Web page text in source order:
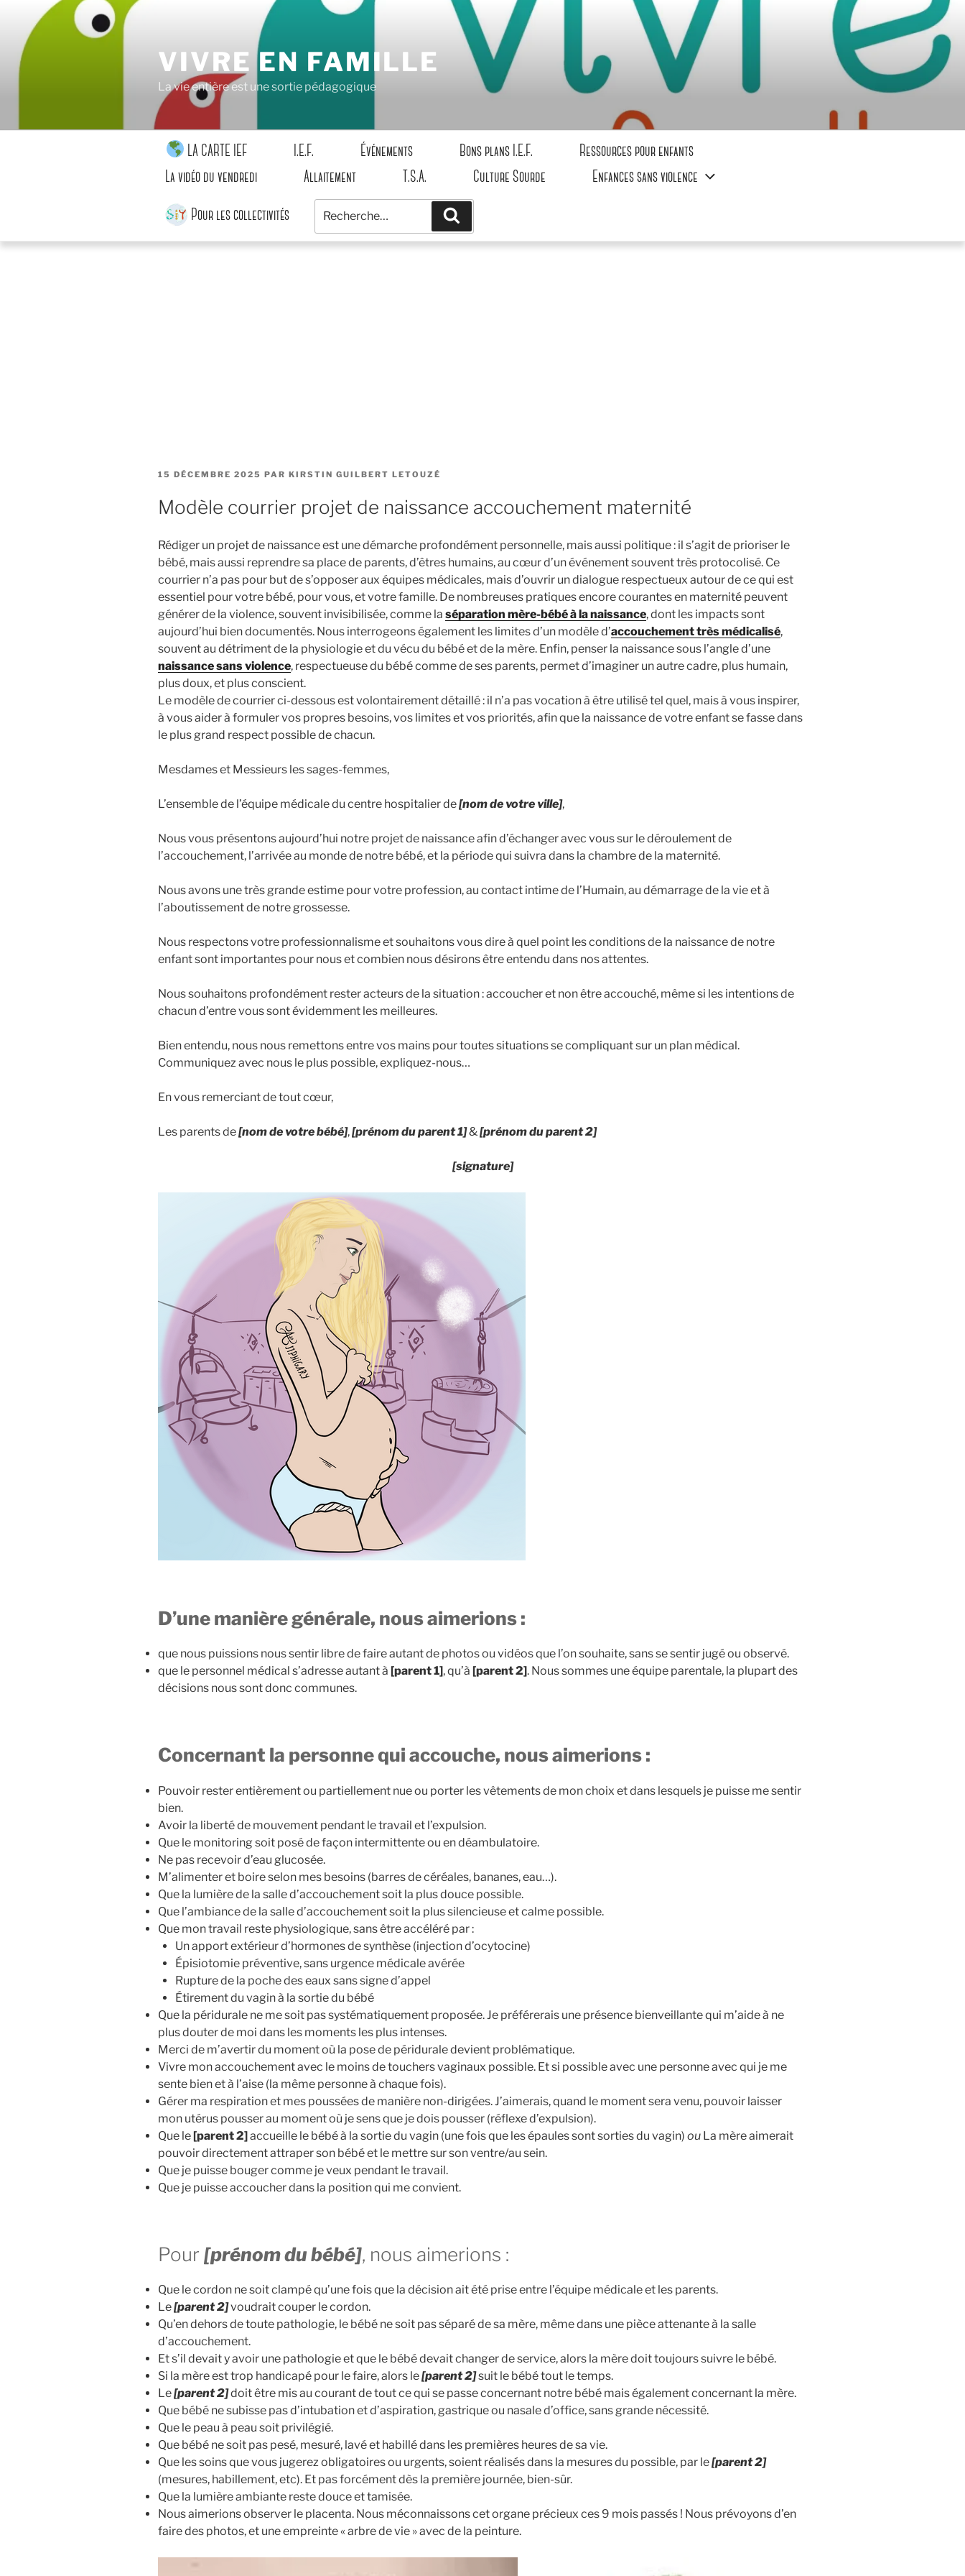
contenu
principal
VIVRE EN FAMILLE
La vie entière est une sortie pédagogique
LA CARTE IEF I.E.F. Événements Bons plans I.E.F.
Ressources pour enfants
La vidéo du vendredi
Allaitement T.S.A. Culture Sourde Enfances sans violence
Pour les collectivités
Recherche
pour
PUBLIÉ
15 DÉCEMBRE 2025 PAR KIRSTIN GUILBERT LETOUZÉ
Modèle courrier projet de naissance accouchement maternité
Rédiger un projet de naissance est une démarche profondément personnelle, mais aussi politique : il s’agit de prioriser le
bébé, mais aussi reprendre sa place de parents, d’êtres humains, au cœur d’un événement souvent très protocolisé. Ce
courrier n’a pas pour but de s’opposer aux équipes médicales, mais d’ouvrir un dialogue respectueux autour de ce qui est
essentiel pour votre bébé, pour vous, et votre famille. De nombreuses pratiques encore courantes en maternité peuvent
générer de la violence, souvent invisibilisée, comme la séparation mère-bébé à la naissance, dont les impacts sont
aujourd’hui bien documentés. Nous interrogeons également les limites d’un modèle d’accouchement très médicalisé,
souvent au détriment de la physiologie et du vécu du bébé et de la mère. Enfin, penser la naissance sous l’angle d’une
naissance sans violence, respectueuse du bébé comme de ses parents, permet d’imaginer un autre cadre, plus humain,
plus doux, et plus conscient.
Le modèle de courrier ci-dessous est volontairement détaillé : il n’a pas vocation à être utilisé tel quel, mais à vous inspirer,
à vous aider à formuler vos propres besoins, vos limites et vos priorités, afin que la naissance de votre enfant se fasse dans
le plus grand respect possible de chacun.
Mesdames et Messieurs les sages-femmes,
L’ensemble de l’équipe médicale du centre hospitalier de[nom de votre ville],
Nous vous présentons aujourd’hui notre projet de naissance afin d’échanger avec vous sur le déroulement de
l’accouchement, l’arrivée au monde de notre bébé, et la période qui suivra dans la chambre de la maternité.
Nous avons une très grande estime pour votre profession, au contact intime de l’Humain, au démarrage de la vie et à
l’aboutissement de notre grossesse.
Nous respectons votre professionnalisme et souhaitons vous dire à quel point les conditions de la naissance de notre
enfant sont importantes pour nous et combien nous désirons être entendu dans nos attentes.
Nous souhaitons profondément rester acteurs de la situation : accoucher et non être accouché, même si les intentions de
chacun d’entre vous sont évidemment les meilleures.
Bien entendu, nous nous remettons entre vos mains pour toutes situations se compliquant sur un plan médical.
Communiquez avec nous le plus possible, expliquez-nous…
En vous remerciant de tout cœur,
Les parents de[nom de votre bébé],[prénom du parent 1]&[prénom du parent 2]
[signature]
D’une manière générale, nous aimerions :
que nous puissions nous sentir libre de faire autant de photos ou vidéos que l’on souhaite, sans se sentir jugé ou observé.
que le personnel médical s’adresse autant à [parent 1], qu’à [parent 2]. Nous sommes une équipe parentale, la plupart des
décisions nous sont donc communes.
Concernant la personne qui accouche, nous aimerions :
Pouvoir rester entièrement ou partiellement nue ou porter les vêtements de mon choix et dans lesquels je puisse me sentir
bien.
Avoir la liberté de mouvement pendant le travail et l’expulsion.
Que le monitoring soit posé de façon intermittente ou en déambulatoire.
Ne pas recevoir d’eau glucosée.
M’alimenter et boire selon mes besoins (barres de céréales, bananes, eau…).
Que la lumière de la salle d’accouchement soit la plus douce possible.
Que l’ambiance de la salle d’accouchement soit la plus silencieuse et calme possible.
Que mon travail reste physiologique, sans être accéléré par :
Un apport extérieur d’hormones de synthèse (injection d’ocytocine)
Épisiotomie préventive, sans urgence médicale avérée
Rupture de la poche des eaux sans signe d’appel
Étirement du vagin à la sortie du bébé
Que la péridurale ne me soit pas systématiquement proposée. Je préférerais une présence bienveillante qui m’aide à ne
plus douter de moi dans les moments les plus intenses.
Merci de m’avertir du moment où la pose de péridurale devient problématique.
Vivre mon accouchement avec le moins de touchers vaginaux possible. Et si possible avec une personne avec qui je me
sente bien et à l’aise (la même personne à chaque fois).
Gérer ma respiration et mes poussées de manière non-dirigées. J’aimerais, quand le moment sera venu, pouvoir laisser
mon utérus pousser au moment où je sens que je dois pousser (réflexe d’expulsion).
Que le[parent 2]accueille le bébé à la sortie du vagin (une fois que les épaules sont sorties du vagin) ou La mère aimerait
pouvoir directement attraper son bébé et le mettre sur son ventre/au sein.
Que je puisse bouger comme je veux pendant le travail.
Que je puisse accoucher dans la position qui me convient.
Pour [prénom du bébé], nous aimerions :
Que le cordon ne soit clampé qu’une fois que la décision ait été prise entre l’équipe médicale et les parents.
Le[parent 2]voudrait couper le cordon.
Qu’en dehors de toute pathologie, le bébé ne soit pas séparé de sa mère, même dans une pièce attenante à la salle
d’accouchement.
Et s’il devait y avoir une pathologie et que le bébé devait changer de service, alors la mère doit toujours suivre le bébé.
Si la mère est trop handicapé pour le faire, alors le[parent 2]suit le bébé tout le temps.
Le[parent 2]doit être mis au courant de tout ce qui se passe concernant notre bébé mais également concernant la mère.
Que bébé ne subisse pas d’intubation et d’aspiration, gastrique ou nasale d’office, sans grande nécessité.
Que le peau à peau soit privilégié.
Que bébé ne soit pas pesé, mesuré, lavé et habillé dans les premières heures de sa vie.
Que les soins que vous jugerez obligatoires ou urgents, soient réalisés dans la mesures du possible, par le[parent 2]
(mesures, habillement, etc). Et pas forcément dès la première journée, bien-sûr.
Que la lumière ambiante reste douce et tamisée.
Nous aimerions observer le placenta. Nous méconnaissons cet organe précieux ces 9 mois passés ! Nous prévoyons d’en
faire des photos, et une empreinte « arbre de vie » avec de la peinture.